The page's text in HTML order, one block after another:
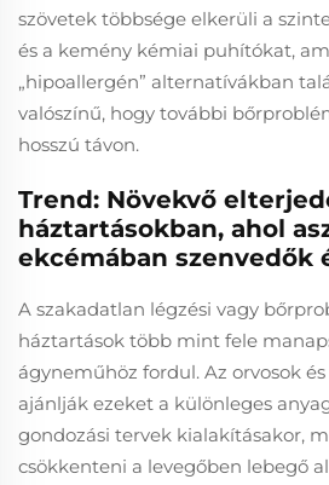
szövetek többsége elkerüli a
és a kemény kémiai puhítókat,
„hipoallergén” alternatívákban
valószínű, hogy további
hosszú távon.
Trend: Növekvő
háztartásokban, ahol
ekcémában szenvedők
A szakadatlan légzési vagy
háztartások több mint fele
ágyneműhöz fordul. Az orvosok
ajánlják ezeket a különleges
gondozási tervek kialakításakor,
csökkenteni a levegőben lebegő